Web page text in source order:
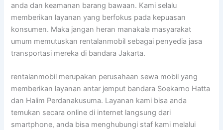
anda dan keamanan barang bawaan. Kami selalu
memberikan layanan yang berfokus pada kepuasan
konsumen. Maka jangan heran manakala masyarakat
umum memutuskan rentalanmobil sebagai penyedia jasa
transportasi mereka di bandara Jakarta.
rentalanmobil merupakan perusahaan sewa mobil yang
memberikan layanan antar jemput bandara Soekarno Hatta
dan Halim Perdanakusuma. Layanan kami bisa anda
temukan secara online di internet langsung dari
smartphone, anda bisa menghubungi staf kami melalui